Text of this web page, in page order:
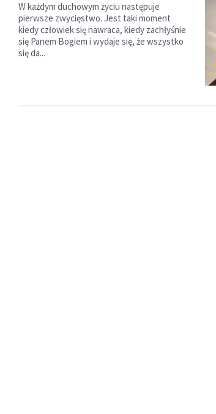
W każdym duchowym życiu następuje
pierwsze zwycięstwo. Jest taki moment
kiedy człowiek się nawraca, kiedy zachłyśnie
się Panem Bogiem i wydaje się, że wszystko
się da...